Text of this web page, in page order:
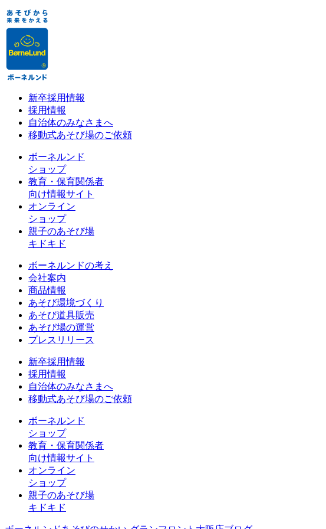
新卒採用情報
採用情報
自治体のみなさまへ
移動式あそび場のご依頼
ボーネルンド
ショップ
教育・保育関係者
向け情報サイト
オンライン
ショップ
親子のあそび場
キドキド
ボーネルンドの考え
会社案内
商品情報
あそび環境づくり
あそび道具販売
あそび場の運営
プレスリリース
新卒採用情報
採用情報
自治体のみなさまへ
移動式あそび場のご依頼
ボーネルンド
ショップ
教育・保育関係者
向け情報サイト
オンライン
ショップ
親子のあそび場
キドキド